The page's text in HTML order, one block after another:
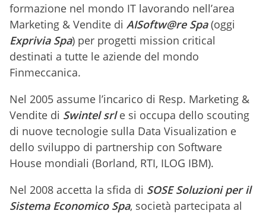
formazione nel mondo IT lavorando nell’area
Marketing & Vendite di AISoftw@re Spa(oggi
Exprivia Spa) per progetti mission critical
destinati a tutte le aziende del mondo
Finmeccanica.
Nel 2005 assume l’incarico di Resp. Marketing &
Vendite di Swintel srle si occupa dello scouting
di nuove tecnologie sulla Data Visualization e
dello sviluppo di partnership con Software
House mondiali (Borland, RTI, ILOG IBM).
Nel 2008 accetta la sfida di SOSE Soluzioni per il
Sistema Economico Spa, società partecipata al